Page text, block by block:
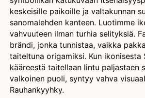
keskeisille paikoille ja valtakunnan
sanomalehden kanteen. Luotimme
vahvuuteen ilman turhia selityksiä.
brändi, jonka tunnistaa, vaikka
taiteltuna origamiksi. Kun ikonisesta
kääreestä taitellaan lintu paljastaen
valkoinen puoli, syntyy vahva
Rauhankyyhky.